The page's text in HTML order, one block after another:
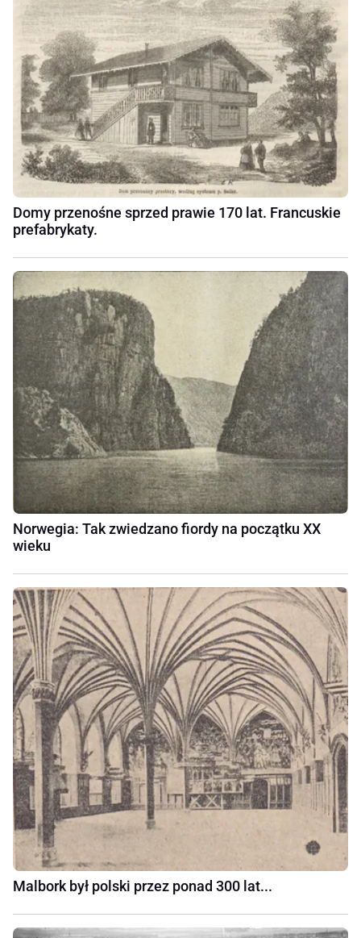
Domy przenośne sprzed prawie 170 lat. Francuskie
prefabrykaty.
Norwegia: Tak zwiedzano fiordy na początku XX
wieku
Malbork był polski przez ponad 300 lat...